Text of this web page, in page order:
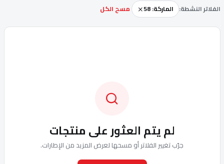
الفلاتر النشطة: الماركة: 58 مسح الكل
لم يتم العثور على منتجات
جرّب تغيير الفلاتر أو مسحها لعرض المزيد من الإطارات.